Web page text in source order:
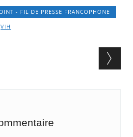
- FIL DE PRESSE FRANCOPHONE
VIH